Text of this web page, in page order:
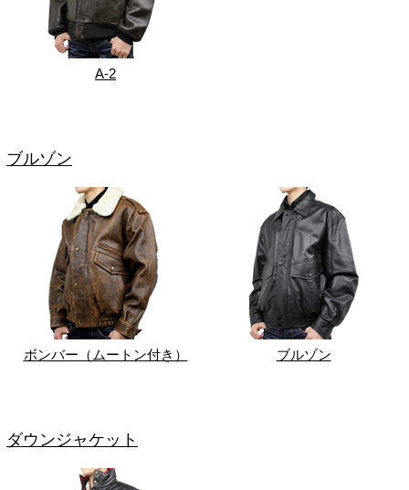
A-2
ブルゾン
ボンバー（ムートン付き） ブルゾン
ダウンジャケット